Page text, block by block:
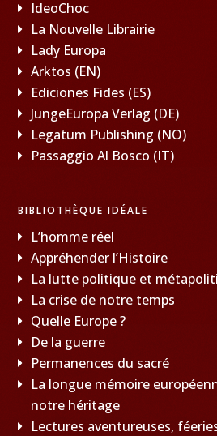
IdeoChoc
La Nouvelle Librairie
Lady Europa
Arktos (EN)
Ediciones Fides (ES)
JungeEuropa Verlag (DE)
Legatum Publishing (NO)
Passaggio Al Bosco (IT)
BIBLIOTHÈQUE IDÉALE
L’homme réel
Appréhender l’Histoire
La lutte politique et
La crise de notre temps
Quelle Europe ?
De la guerre
Permanences du sacré
La longue mémoire
notre héritage
Lectures aventureuses,